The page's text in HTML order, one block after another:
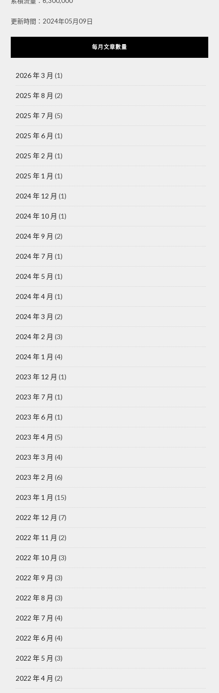
更新時間：2024年05月09日
每月文章數量
2026 年 3 月 (1)
2025 年 8 月 (2)
2025 年 7 月 (5)
2025 年 6 月 (1)
2025 年 2 月 (1)
2025 年 1 月 (1)
2024 年 12 月 (1)
2024 年 10 月 (1)
2024 年 9 月 (2)
2024 年 7 月 (1)
2024 年 5 月 (1)
2024 年 4 月 (1)
2024 年 3 月 (2)
2024 年 2 月 (3)
2024 年 1 月 (4)
2023 年 12 月 (1)
2023 年 7 月 (1)
2023 年 6 月 (1)
2023 年 4 月 (5)
2023 年 3 月 (4)
2023 年 2 月 (6)
2023 年 1 月 (15)
2022 年 12 月 (7)
2022 年 11 月 (2)
2022 年 10 月 (3)
2022 年 9 月 (3)
2022 年 8 月 (3)
2022 年 7 月 (4)
2022 年 6 月 (4)
2022 年 5 月 (3)
2022 年 4 月 (2)